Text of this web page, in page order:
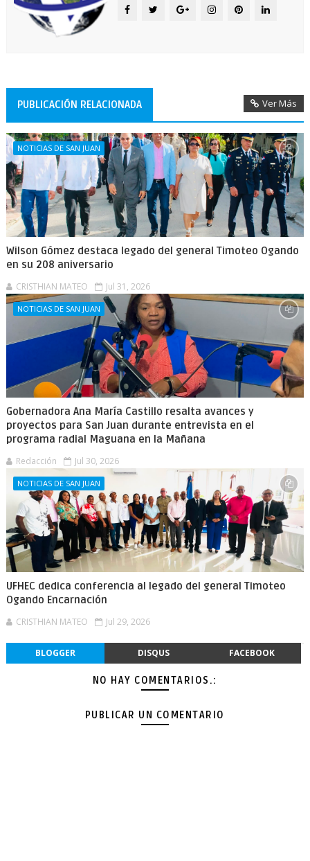
PUBLICACIÓN RELACIONADA Ver Más
NOTICIAS DE SAN JUAN
Wilson Gómez destaca legado del general Timoteo Ogando
en su 208 aniversario
CRISTHIAN MATEO Jul 31, 2026
NOTICIAS DE SAN JUAN
Gobernadora Ana María Castillo resalta avances y
proyectos para San Juan durante entrevista en el
programa radial Maguana en la Mañana
Redacción Jul 30, 2026
NOTICIAS DE SAN JUAN
UFHEC dedica conferencia al legado del general Timoteo
Ogando Encarnación
CRISTHIAN MATEO Jul 29, 2026
BLOGGER DISQUS FACEBOOK
NO HAY COMENTARIOS.:
PUBLICAR UN COMENTARIO